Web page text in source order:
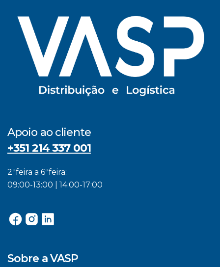
Apoio ao cliente
+351 214 337 001
2ªfeira a 6ªfeira:
09:00-13:00 | 14:00-17:00
Sobre a VASP